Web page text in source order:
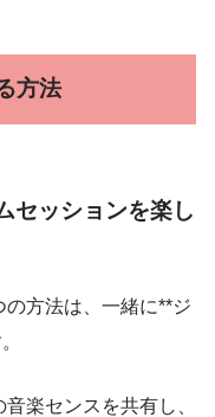
方法
セッションを楽し
方法は、一緒に**ジ
楽センスを共有し、